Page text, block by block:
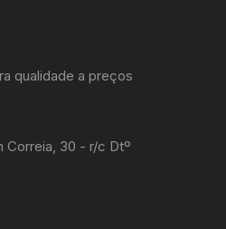
qualidade a preços
Correia, 30 - r/c Dtº